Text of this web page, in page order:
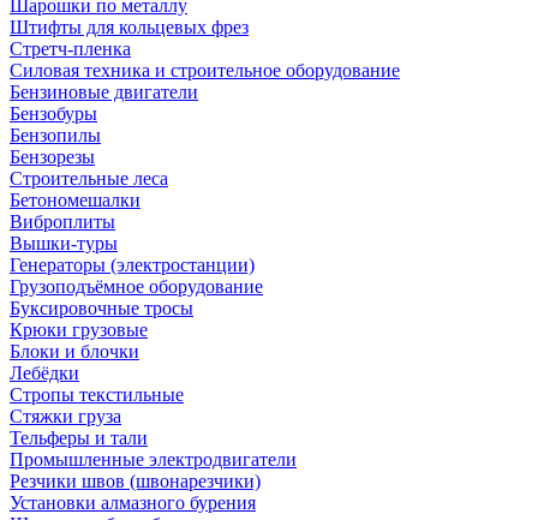
Шарошки по металлу
Штифты для кольцевых фрез
Стретч-пленка
Силовая техника и строительное оборудование
Бензиновые двигатели
Бензобуры
Бензопилы
Бензорезы
Строительные леса
Бетономешалки
Виброплиты
Вышки-туры
Генераторы (электростанции)
Грузоподъёмное оборудование
Буксировочные тросы
Крюки грузовые
Блоки и блочки
Лебёдки
Стропы текстильные
Стяжки груза
Тельферы и тали
Промышленные электродвигатели
Резчики швов (швонарезчики)
Установки алмазного бурения